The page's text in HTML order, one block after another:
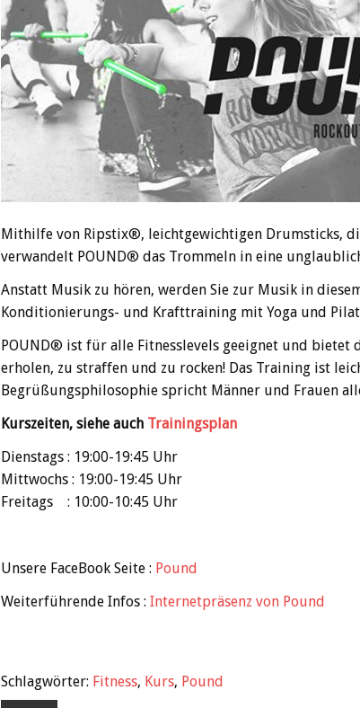
Mithilfe von Ripstix®, leichtgewichtigen Drumsticks,
verwandelt POUND® das Trommeln in eine
Anstatt Musik zu hören, werden Sie zur Musik in
Konditionierungs- und Krafttraining mit Yoga und
POUND® ist für alle Fitnesslevels geeignet und bietet
erholen, zu straffen und zu rocken! Das Training ist
Begrüßungsphilosophie spricht Männer und Frauen
Kurszeiten, siehe auch Trainingsplan
Dienstags : 19:00-19:45 Uhr
Mittwochs : 19:00-19:45 Uhr
Freitags : 10:00-10:45 Uhr
Unsere FaceBook Seite : Pound
Weiterführende Infos : Internetpräsenz von Pound
Schlagwörter: Fitness, Kurs, Pound